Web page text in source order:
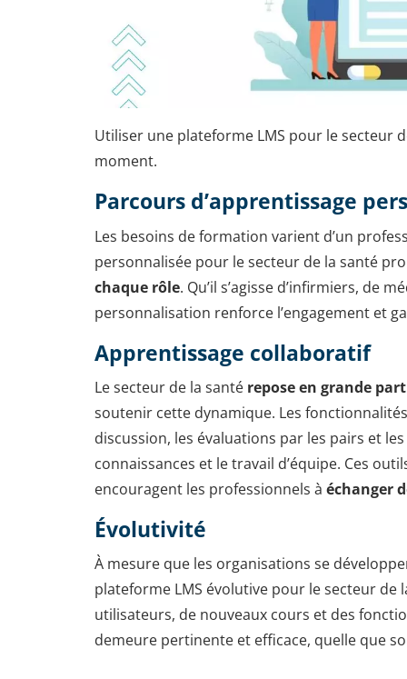
Utiliser une plateforme LMS pour le secteur
moment.
Parcours d’apprentissage
Les besoins de formation varient d’un
personnalisée pour le secteur de la santé
chaque rôle. Qu’il s’agisse d’infirmiers, de
personnalisation renforce l’engagement et
Apprentissage collaboratif
Le secteur de la santé repose en grande
soutenir cette dynamique. Les
discussion, les évaluations par les pairs et
connaissances et le travail d’équipe. Ces
encouragent les professionnels à échanger
Évolutivité
À mesure que les organisations se
plateforme LMS évolutive pour le secteur de
utilisateurs, de nouveaux cours et des
demeure pertinente et efficace, quelle que